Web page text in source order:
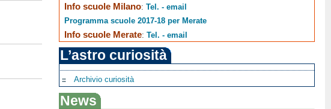
Info scuole Milano:Tel. - email
Programma scuole 2017-18 per Merate
Info scuole Merate:Tel. - email
L’astro curiosità
Archivio curiosità
News